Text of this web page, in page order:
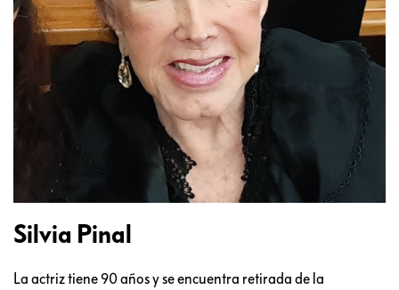
Silvia Pinal
La actriz tiene 90 años y se encuentra retirada de la